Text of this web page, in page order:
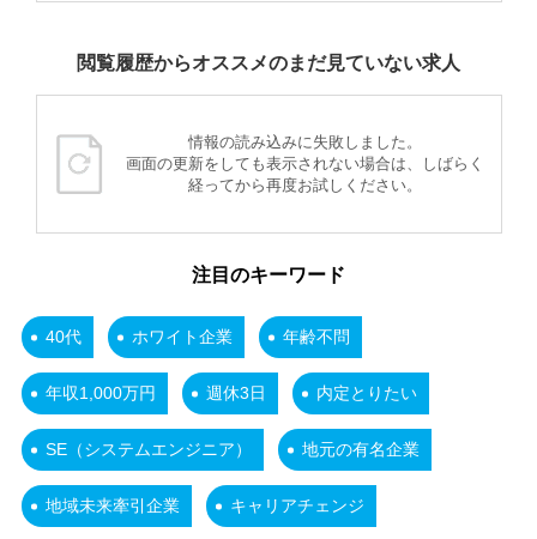
閲覧履歴からオススメのまだ見ていない求人
情報の読み込みに失敗しました。
画面の更新をしても表示されない場合は、しばらく
経ってから再度お試しください。
注目のキーワード
40代 ホワイト企業 年齢不問
年収1,000万円 週休3日 内定とりたい
SE（システムエンジニア） 地元の有名企業
地域未来牽引企業 キャリアチェンジ